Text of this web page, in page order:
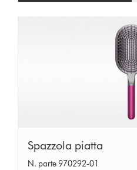
Spazzola
piatta
Spazzola piatta
N. parte 970292-01